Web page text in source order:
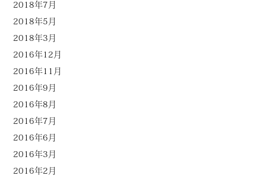
2018年7月
2018年5月
2018年3月
2016年12月
2016年11月
2016年9月
2016年8月
2016年7月
2016年6月
2016年3月
2016年2月